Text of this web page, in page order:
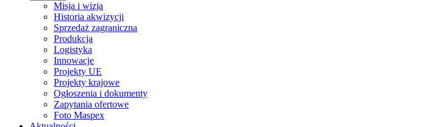
Misja i wizja
Historia akwizycji
Sprzedaż zagraniczna
Produkcja
Logistyka
Innowacje
Projekty UE
Projekty krajowe
Ogłoszenia i dokumenty
Zapytania ofertowe
Foto Maspex